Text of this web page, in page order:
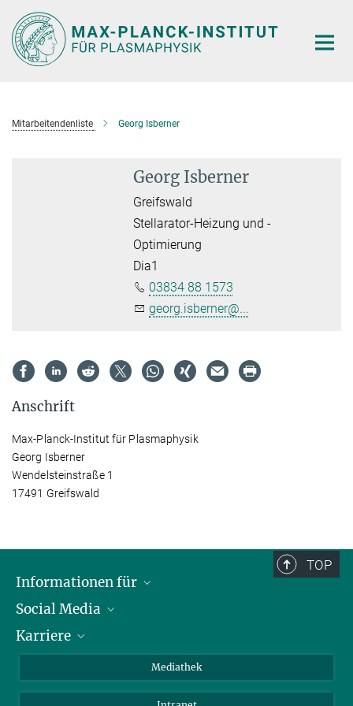
Hauptinhalt
Mitarbeitendenliste Georg Isberner
Georg Isberner
Greifswald
Stellarator-Heizung und -
Optimierung
Dia1
03834 88 1573
georg.isberner@...
Anschrift
Max-Planck-Institut für Plasmaphysik
Georg Isberner
Wendelsteinstraße 1
17491 Greifswald
TOP
Informationen für
Journalisten
Schule
Social Media
LinkedIn
Karriere
Mediathek